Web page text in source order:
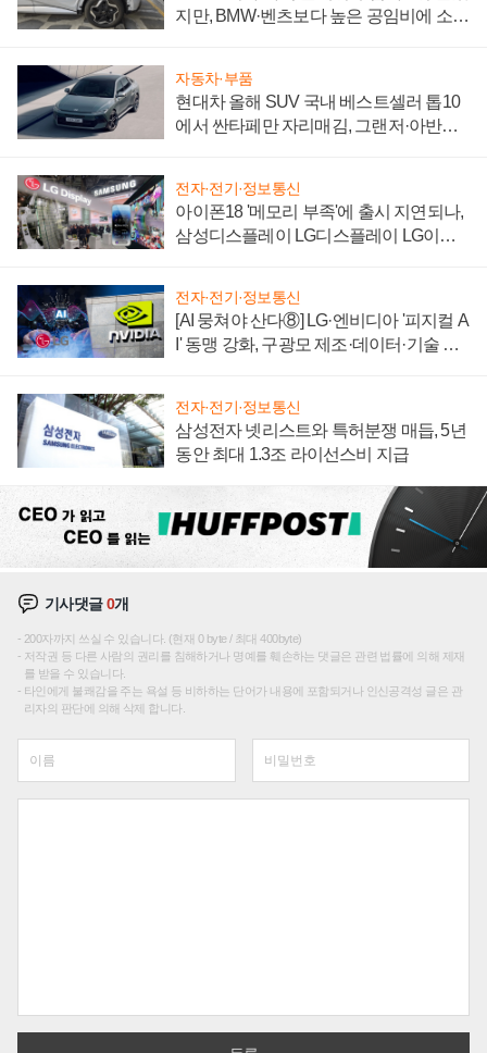
지만, BMW·벤츠보다 높은 공임비에 소비
자동차·부품
현대차 올해 SUV 국내 베스트셀러 톱10
에서 싼타페만 자리매김, 그랜저·아반떼
전자·전기·정보통신
아이폰18 '메모리 부족'에 출시 지연되나,
삼성디스플레이 LG디스플레이 LG이노
전자·전기·정보통신
[AI 뭉쳐야 산다⑧] LG·엔비디아 '피지컬 A
I' 동맹 강화, 구광모 제조·데이터·기술 결
전자·전기·정보통신
삼성전자 넷리스트와 특허분쟁 매듭, 5년
동안 최대 1.3조 라이선스비 지급
기사댓글0개
200자까지 쓰실 수 있습니다. (현재 0 byte / 최대 400byte)
저작권 등 다른 사람의 권리를 침해하거나 명예를 훼손하는 댓글은 관련 법률에 의해 제재
를 받을 수 있습니다.
타인에게 불쾌감을 주는 욕설 등 비하하는 단어가 내용에 포함되거나 인신공격성 글은 관
리자의 판단에 의해 삭제 합니다.